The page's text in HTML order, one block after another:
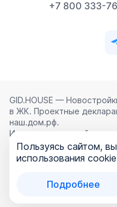
+7 800 333-
GID.HOUSE —
в ЖК. Проектные
наш.дом.рф.
Использование сайта
соглашением ,Политикой
Политикой обработки
ООО «ГИД.ХАУЗ»
Пользуясь сайтом,
использования cookie
Подробнее